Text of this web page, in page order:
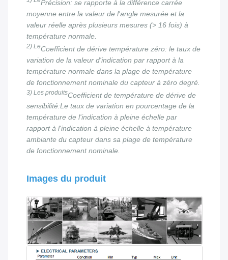
Précision: se rapporte à la différence carrée
moyenne entre la valeur de l'angle mesurée et la
valeur réelle après plusieurs mesures (> 16 fois) à
température normale.
2) LeCoefficient de dérive température zéro: le taux de
variation de la valeur d'indication par rapport à la
température normale dans la plage de température
de fonctionnement nominale du capteur à zéro degré.
3) Les produitsCoefficient de température de dérive de
sensibilité:Le taux de variation en pourcentage de la
température de l'indication à pleine échelle par
rapport à l'indication à pleine échelle à température
ambiante du capteur dans sa plage de température
de fonctionnement nominale.
Images du produit